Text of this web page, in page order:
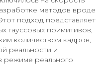
методов вроде
подход представляет
гауссовых примитивов,
количеством кадров,
реальности и
режиме реального